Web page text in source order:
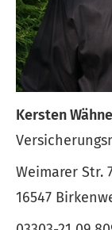
Kersten
Weimarer Str.
16547